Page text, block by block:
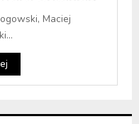
Maciej